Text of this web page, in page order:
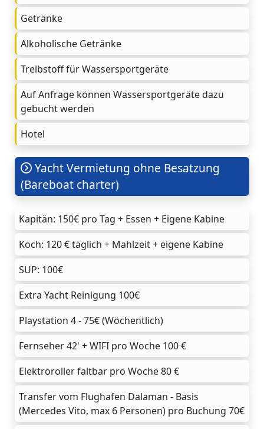
Getränke
Alkoholische Getränke
Treibstoff für Wassersportgeräte
Auf Anfrage können Wassersportgeräte dazu
gebucht werden
Hotel
Yacht Vermietung ohne Besatzung
(Bareboat charter)
Kapitän: 150€ pro Tag + Essen + Eigene Kabine
Koch: 120 € täglich + Mahlzeit + eigene Kabine
SUP: 100€
Extra Yacht Reinigung 100€
Playstation 4 - 75€ (Wöchentlich)
Fernseher 42' + WIFI pro Woche 100 €
Elektroroller faltbar pro Woche 80 €
Transfer vom Flughafen Dalaman - Basis
(Mercedes Vito, max 6 Personen) pro Buchung 70€